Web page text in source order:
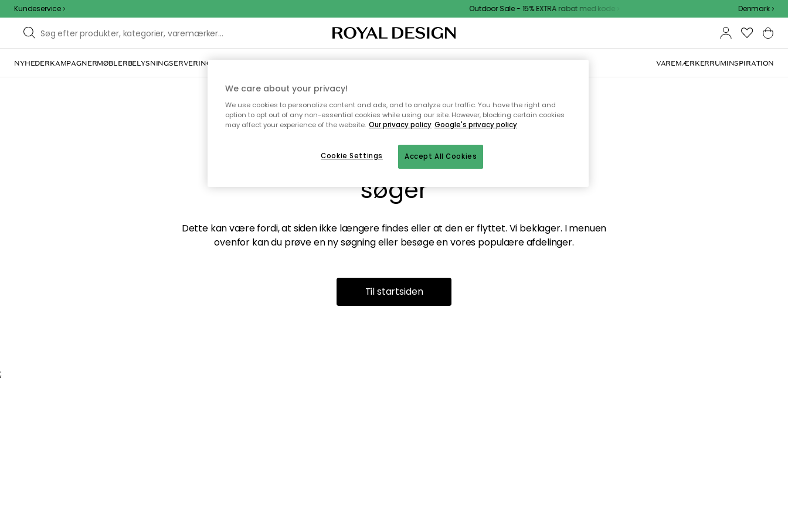
Kundeservice Outdoor Sale - 15% EXTRA rabat med kode Denmark
NYHEDERKAMPAGNERMØBLERBELYSNINGSERVERING INDRETNINGTEKSTIL & TÆPPERKØKKENETOPBEVARINGHAVEMØBLER VAREMÆRKERRUMINSPIRATION
Vi fandt desværre ikke siden du
søger
Dette kan være fordi, at siden ikke længere findes eller at den er flyttet. Vi beklager. I menuen
ovenfor kan du prøve en ny søgning eller besøge en vores populære afdelinger.
Til startsiden
;
We care about your privacy!
We use cookies to personalize content and ads, and to analyze our traffic. You have the right and
option to opt out of any non-essential cookies while using our site. However, blocking certain cookies
may affect your experience of the website. Our privacy policy Google's privacy policy
Accept All Cookies
Cookie Settings